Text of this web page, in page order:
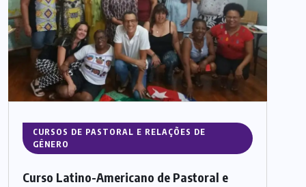
CURSOS DE PASTORAL E RELAÇÕES DE
GÊNERO
Curso Latino-Americano de Pastoral e